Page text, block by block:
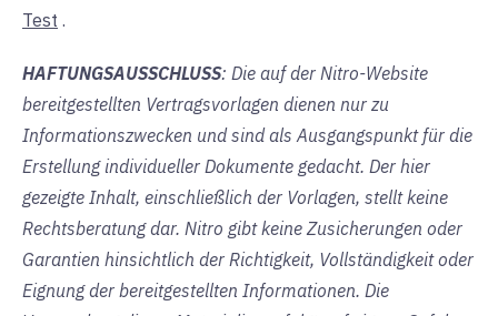
Test .
HAFTUNGSAUSSCHLUSS: Die auf der Nitro-Website
bereitgestellten Vertragsvorlagen dienen nur zu
Informationszwecken und sind als Ausgangspunkt für die
Erstellung individueller Dokumente gedacht. Der hier
gezeigte Inhalt, einschließlich der Vorlagen, stellt keine
Rechtsberatung dar. Nitro gibt keine Zusicherungen oder
Garantien hinsichtlich der Richtigkeit, Vollständigkeit oder
Eignung der bereitgestellten Informationen. Die